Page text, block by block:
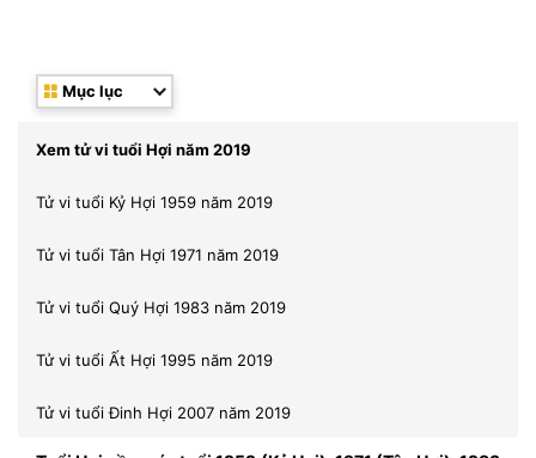
Mục lục
Xem tử vi tuổi Hợi năm 2019
Tử vi tuổi Kỷ Hợi 1959 năm 2019
Tử vi tuổi Tân Hợi 1971 năm 2019
Tử vi tuổi Quý Hợi 1983 năm 2019
Tử vi tuổi Ất Hợi 1995 năm 2019
Tử vi tuổi Đinh Hợi 2007 năm 2019